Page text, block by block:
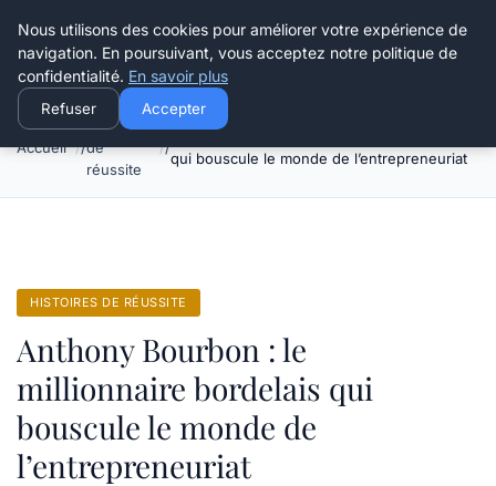
Henry Panky
Accueil
Histoires
de
réussite
qui bouscule le monde de l’entrepreneuriat
HISTOIRES DE RÉUSSITE
Anthony Bourbon : le
millionnaire bordelais qui
bouscule le monde de
l’entrepreneuriat
Nous utilisons des cookies pour améliorer votre expérience de
navigation. En poursuivant, vous acceptez notre politique de
confidentialité. En savoir plus
Refuser Accepter